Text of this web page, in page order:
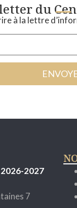
du
à la lettre
2027
7